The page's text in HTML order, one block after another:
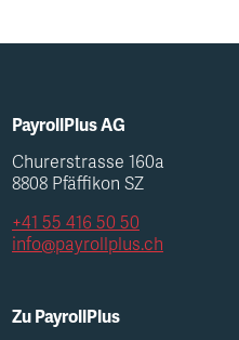
PayrollPlus AG
Churerstrasse 160a
8808 Pfäffikon SZ
+41 55 416 50 50
info@payrollplus.ch
Zu PayrollPlus